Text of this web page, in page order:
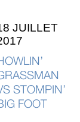
JUILLET
STOMPIN’
FOOT